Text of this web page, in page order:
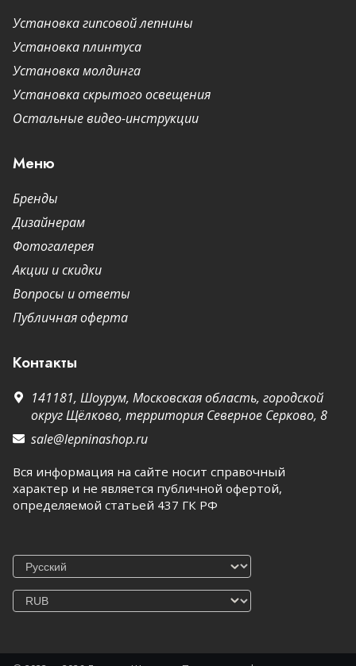
Установка гипсовой лепнины
Установка плинтуса
Установка молдинга
Установка скрытого освещения
Остальные видео-инструкции
Меню
Бренды
Дизайнерам
Фотогалерея
Акции и скидки
Вопросы и ответы
Публичная оферта
Контакты
141181, Шоурум, Московская область, городской
округ Щёлково, территория Северное Серково, 8
sale@lepninashop.ru
Вся информация на сайте носит справочный
характер и не является публичной офертой,
определяемой статьей 437 ГК РФ